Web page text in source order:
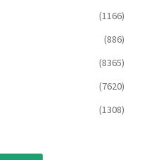
(1166)
(886)
(8365)
(7620)
(1308)